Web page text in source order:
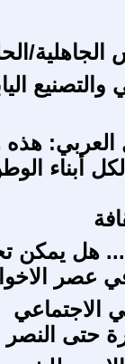
والتصنيع
العربي: هذه
أبناء
... هل يمكن
في عصر
الاجتماعي
حتى النصر